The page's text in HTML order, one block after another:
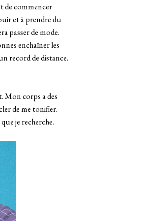
de commencer
et à prendre du
passer de mode.
enchaîner les
record de distance.
Mon corps a des
de me tonifier.
je recherche.